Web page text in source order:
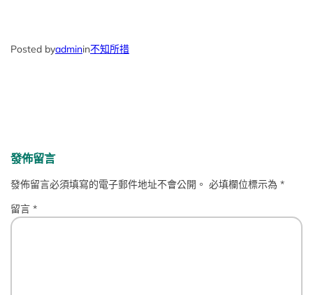
Posted byadminin不知所措
發佈留言
發佈留言必須填寫的電子郵件地址不會公開。 必填欄位標示為*
留言*